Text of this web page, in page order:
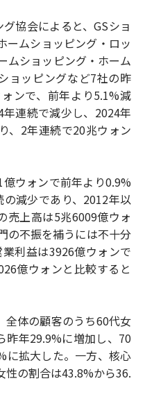
協会によると、GSショ
ームショッピング・ロッ
ムショッピング・ホーム
ョッピングなど7社の昨
ンで、前年より5.1%減
連続で減少し、2024年
、2年連続で20兆ウォン
ウォンで前年より0.9%
減少であり、2012年以
売上高は5兆6009億ウォ
の不振を補うには不十分
利益は3926億ウォンで
億ウォンと比較すると
全体の顧客のうち60代女
昨年29.9%に増加し、70
に拡大した。一方、核心
性の割合は43.8%から36.